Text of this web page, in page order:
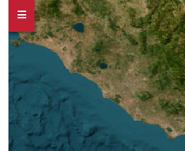
Alice nel paese dei pazzi -